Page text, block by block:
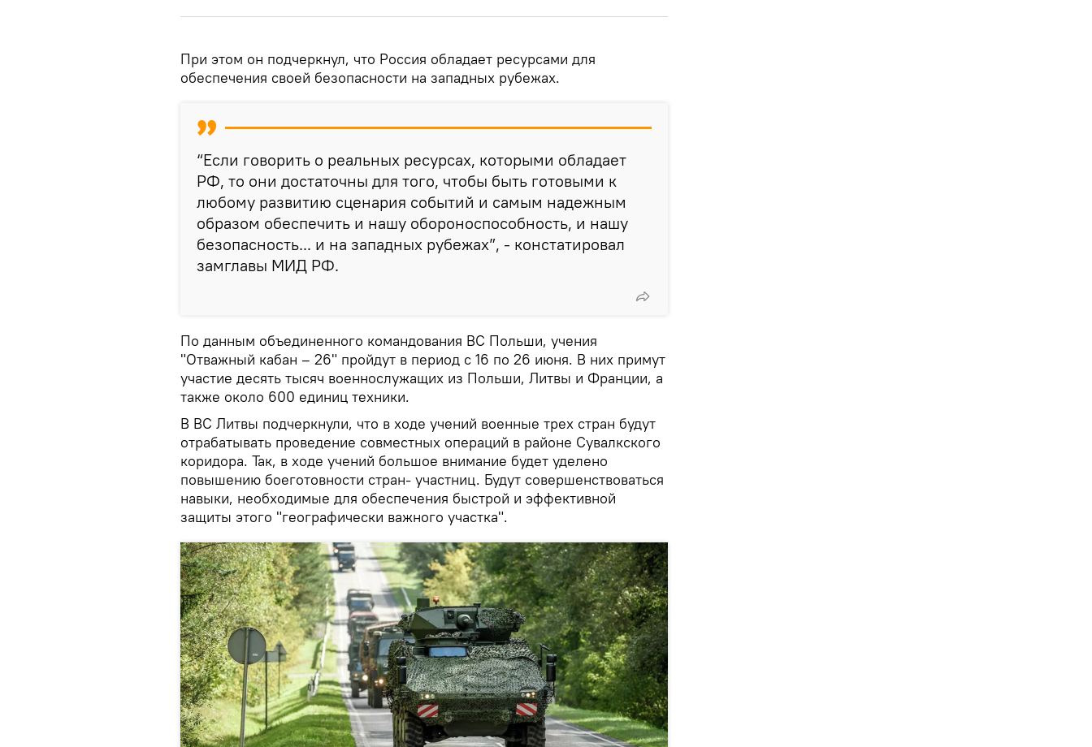
При этом он подчеркнул, что Россия обладает ресурсами для
обеспечения своей безопасности на западных рубежах.
“Если говорить о реальных ресурсах, которыми обладает
РФ, то они достаточны для того, чтобы быть готовыми к
любому развитию сценария событий и самым надежным
образом обеспечить и нашу обороноспособность, и нашу
безопасность... и на западных рубежах”, - констатировал
замглавы МИД РФ.
По данным объединенного командования ВС Польши, учения
"Отважный кабан – 26" пройдут в период с 16 по 26 июня. В них примут
участие десять тысяч военнослужащих из Польши, Литвы и Франции, а
также около 600 единиц техники.
В ВС Литвы подчеркнули, что в ходе учений военные трех стран будут
отрабатывать проведение совместных операций в районе Сувалкского
коридора. Так, в ходе учений большое внимание будет уделено
повышению боеготовности стран- участниц. Будут совершенствоваться
навыки, необходимые для обеспечения быстрой и эффективной
защиты этого "географически важного участка".